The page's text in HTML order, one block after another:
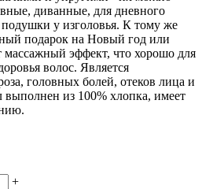
диванные, для дневного
у изголовья. К тому же
подарок на Новый год или
эффект, что хорошо для
волос. Является
головных болей, отеков лица и
выполнен из 100% хлопка, имеет
+